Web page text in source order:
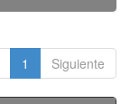
1 Siguiente